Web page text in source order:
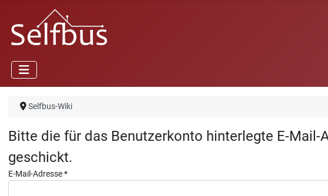
Selfbus-Wiki
Bitte die für das Benutzerkonto hinterlegte E-
geschickt.
E-Mail-Adresse*